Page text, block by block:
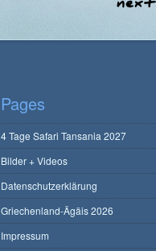
Pages
4 Tage Safari Tansania 2027
Bilder + Videos
Datenschutzerklärung
Griechenland-Ägäis 2026
Impressum